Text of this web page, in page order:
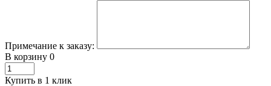
Примечание к заказу:
В корзину 0
Купить в 1 клик